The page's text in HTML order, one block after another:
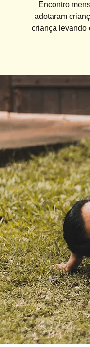
Encontro
adotaram
criança levando